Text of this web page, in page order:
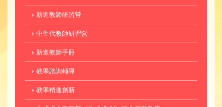
新進教師研習營
中生代教師研習營
新進教師手冊
教學諮詢輔導
教學精進創新